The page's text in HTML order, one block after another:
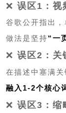
❌ 误区1：视
谷歌公开指出
做法是坚持“一
❌ 误区2：关
在描述中塞满
融入1-2个核心
❌ 误区3：缩